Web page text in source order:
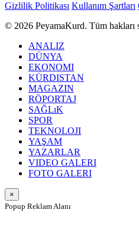
Gizlilik Politikası Kullanım Şartları
© 2026 PeyamaKurd. Tüm hakları
ANALIZ
DÜNYA
EKONOMI
KÜRDISTAN
MAGAZIN
RÖPORTAJ
SAĞLıK
SPOR
TEKNOLOJI
YAŞAM
YAZARLAR
VIDEO GALERI
FOTO GALERI
×
Popup Reklam Alanı